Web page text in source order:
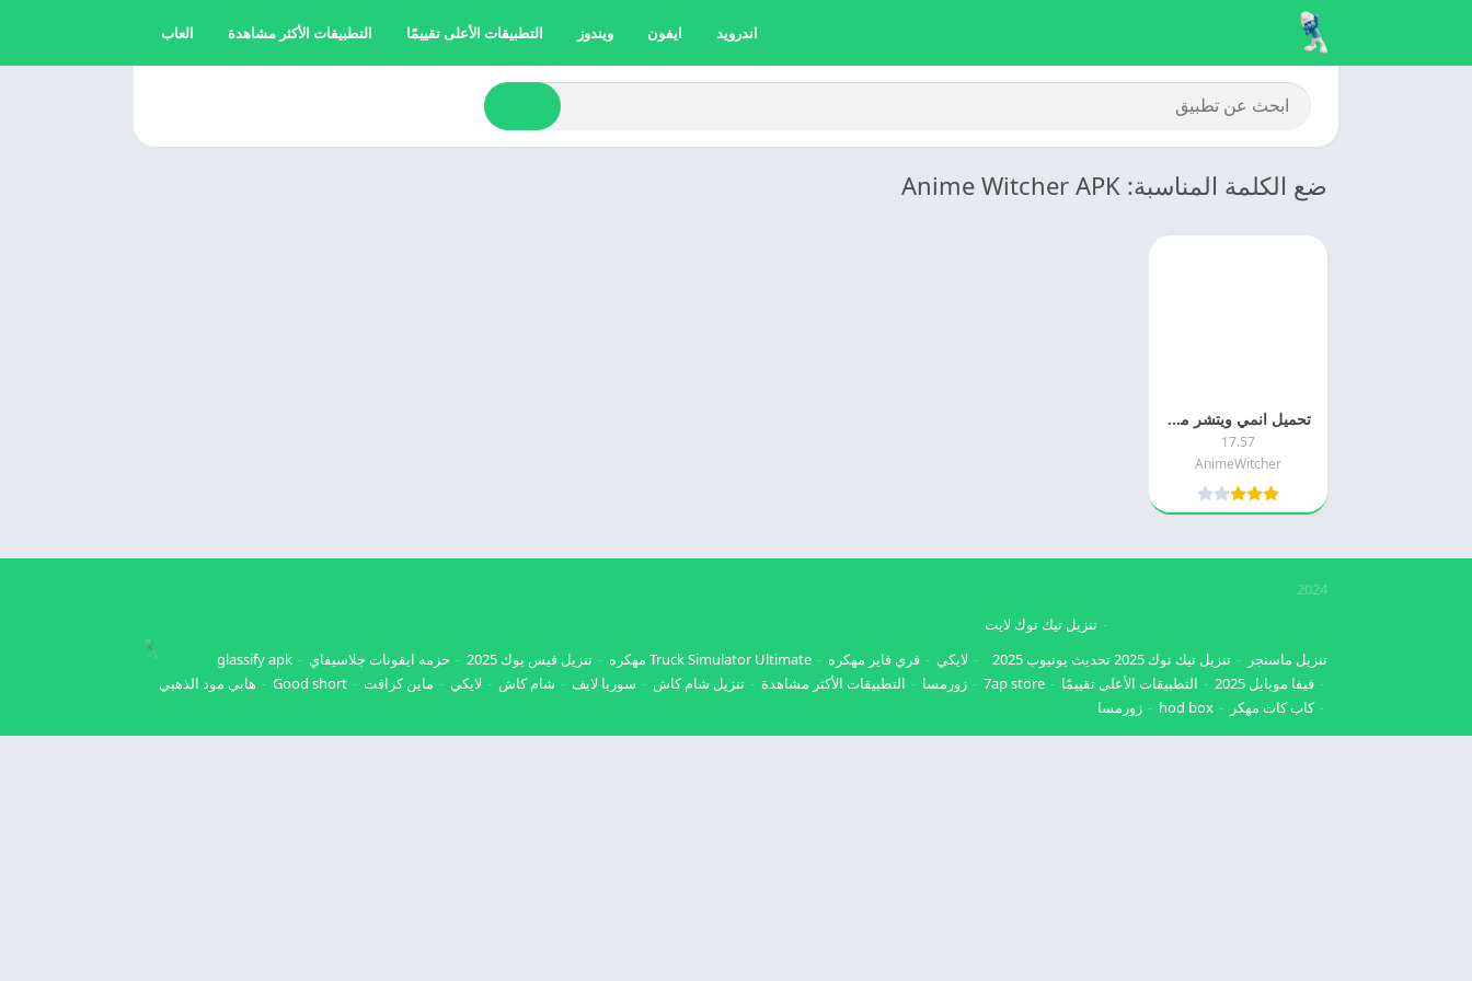
اندرويد ايفون ويندوز التطبيقات الأعلى تقييمًا التطبيقات الأكثر مشاهدة العاب
ضع الكلمة المناسبة: Anime Witcher APK
تحميل انمي ويتشر مهكر 2025 Anime Witcher اخر اصدار
17.57
AnimeWitcher
2024
تنزيل ماسنجر تنزيل تيك توك 2025
تنزيل تيك توك لايت
تحديث يوتيوب 2025
لايكي فري فاير مهكره Truck Simulator Ultimate مهكره تنزيل فيس بوك 2025 حزمه ايقونات جلاسيفاي
glassify apk
فيفا موبايل 2025
التطبيقات الأعلى تقييمًا 7ap store زورمسا التطبيقات الأكثر مشاهدة تنزيل شام كاش سوريا لايف شام كاش لايكي ماين كرافت Good short
هابي مود الذهبي
كاب كات مهكر
hod box زورمسا